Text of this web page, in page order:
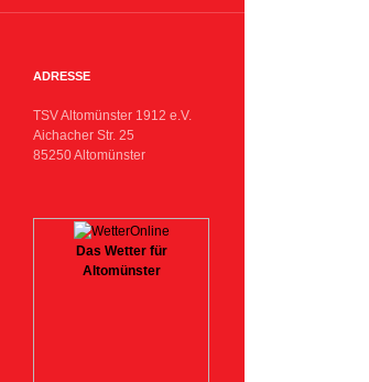
ADRESSE
TSV Altomünster 1912 e.V.
Aichacher Str. 25
85250 Altomünster
Das Wetter für
Altomünster